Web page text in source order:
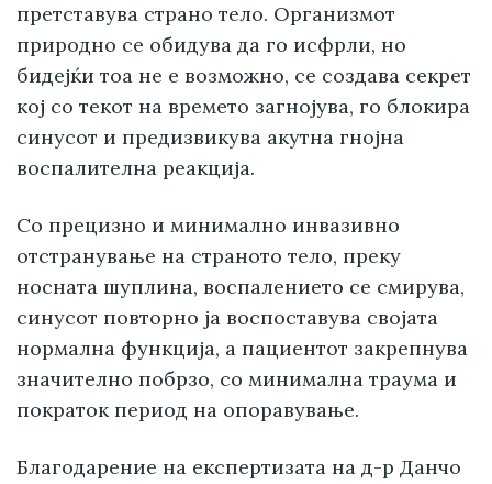
претставува страно тело. Организмот
природно се обидува да го исфрли, но
бидејќи тоа не е возможно, се создава секрет
кој со текот на времето загнојува, го блокира
синусот и предизвикува акутна гнојна
воспалителна реакција.
Со прецизно и минимално инвазивно
отстранување на страното тело, преку
носната шуплина, воспалението се смирува,
синусот повторно ја воспоставува својата
нормална функција, а пациентот закрепнува
значително побрзо, со минимална траума и
пократок период на опоравување.
Благодарение на експертизата на д-р Данчо